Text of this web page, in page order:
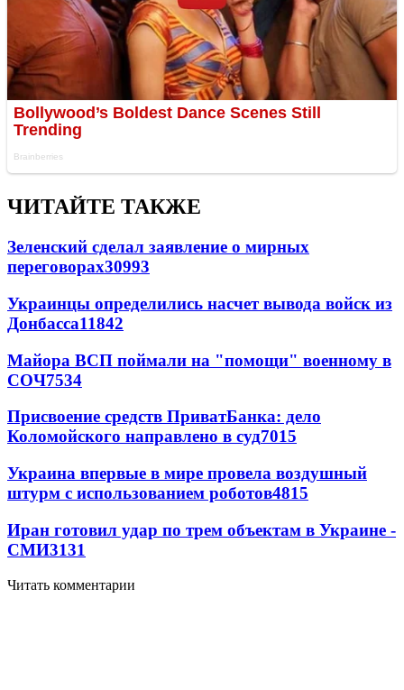
ЧИТАЙТЕ ТАКЖЕ
Зеленский сделал заявление о мирных
переговорах30993
Украинцы определились насчет вывода войск из
Донбасса11842
Майора ВСП поймали на "помощи" военному в
СОЧ7534
Присвоение средств ПриватБанка: дело
Коломойского направлено в суд7015
Украина впервые в мире провела воздушный
штурм с использованием роботов4815
Иран готовил удар по трем объектам в Украине -
СМИ3131
Читать комментарии